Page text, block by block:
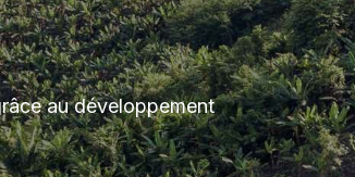
au développement